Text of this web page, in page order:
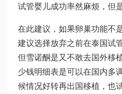
试管婴儿成功率然麻烦，但
在此建议，如果卵巢功能不
建议选择放弃之前在泰国试
但雪诺酮是又不敢去国外移
少钱明细表是可以在国内多
候情况好转再出国移植，也